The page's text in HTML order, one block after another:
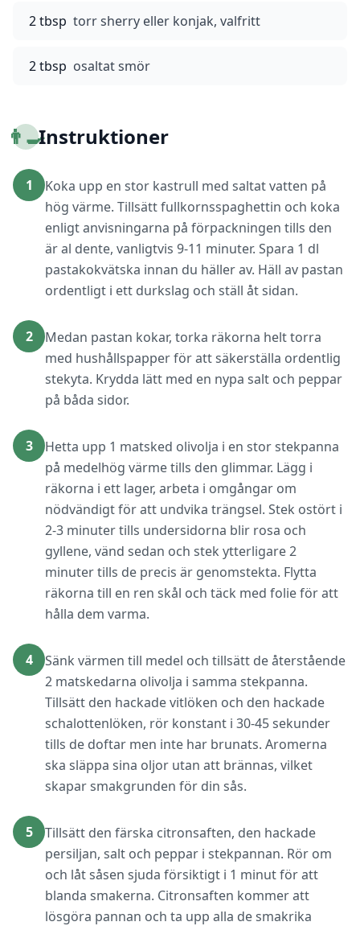
2 tbsp torr sherry eller konjak, valfritt
2 tbsp osaltat smör
👨‍🍳Instruktioner
1
Koka upp en stor kastrull med saltat vatten på
hög värme. Tillsätt fullkornsspaghettin och koka
enligt anvisningarna på förpackningen tills den
är al dente, vanligtvis 9-11 minuter. Spara 1 dl
pastakokvätska innan du häller av. Häll av pastan
ordentligt i ett durkslag och ställ åt sidan.
2
Medan pastan kokar, torka räkorna helt torra
med hushållspapper för att säkerställa ordentlig
stekyta. Krydda lätt med en nypa salt och peppar
på båda sidor.
3
Hetta upp 1 matsked olivolja i en stor stekpanna
på medelhög värme tills den glimmar. Lägg i
räkorna i ett lager, arbeta i omgångar om
nödvändigt för att undvika trängsel. Stek ostört i
2-3 minuter tills undersidorna blir rosa och
gyllene, vänd sedan och stek ytterligare 2
minuter tills de precis är genomstekta. Flytta
räkorna till en ren skål och täck med folie för att
hålla dem varma.
4
Sänk värmen till medel och tillsätt de återstående
2 matskedarna olivolja i samma stekpanna.
Tillsätt den hackade vitlöken och den hackade
schalottenlöken, rör konstant i 30-45 sekunder
tills de doftar men inte har brunats. Aromerna
ska släppa sina oljor utan att brännas, vilket
skapar smakgrunden för din sås.
5
Tillsätt den färska citronsaften, den hackade
persiljan, salt och peppar i stekpannan. Rör om
och låt såsen sjuda försiktigt i 1 minut för att
blanda smakerna. Citronsaften kommer att
lösgöra pannan och ta upp alla de smakrika